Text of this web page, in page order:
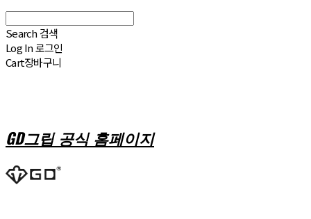
Search 검색
Log In로그인
Cart장바구니
GD그립 공식 홈페이지